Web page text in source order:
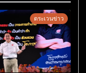
ตระเวนข่าว